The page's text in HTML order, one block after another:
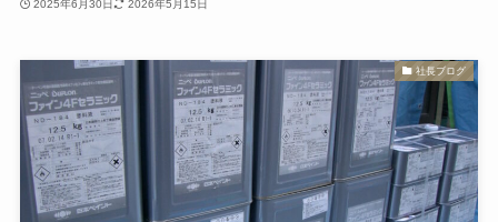
2025年6月30日 2026年5月15日
社長ブログ